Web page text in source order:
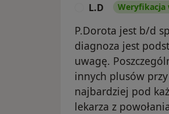
L.D Weryfikacja
P.Dorota jest b/d
diagnoza jest
uwagę.
innych plusów
najbardziej pod
lekarza z